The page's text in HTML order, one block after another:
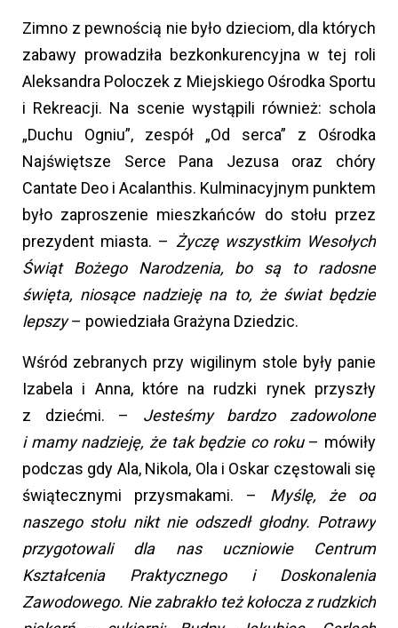
Zimno z pewnością nie było dzieciom, dla których
zabawy prowadziła bezkonkurencyjna w tej roli
Aleksandra Poloczek z Miejskiego Ośrodka Sportu
i Rekreacji. Na scenie wystąpili również: schola
„Duchu Ogniu”, zespół „Od serca” z Ośrodka
Najświętsze Serce Pana Jezusa oraz chóry
Cantate Deo i Acalanthis. Kulminacyjnym punktem
było zaproszenie mieszkańców do stołu przez
prezydent miasta. – Życzę wszystkim Wesołych
Świąt Bożego Narodzenia, bo są to radosne
święta, niosące nadzieję na to, że świat będzie
lepszy– powiedziała Grażyna Dziedzic.
Wśród zebranych przy wigilinym stole były panie
Izabela i Anna, które na rudzki rynek przyszły
z dziećmi. – Jesteśmy bardzo zadowolone
i mamy nadzieję, że tak będzie co roku– mówiły
podczas gdy Ala, Nikola, Ola i Oskar częstowali się
świątecznymi przysmakami. – Myślę, że od
naszego stołu nikt nie odszedł głodny. Potrawy
przygotowali dla nas uczniowie Centrum
Kształcenia Praktycznego i Doskonalenia
Zawodowego. Nie zabrakło też kołocza z rudzkich